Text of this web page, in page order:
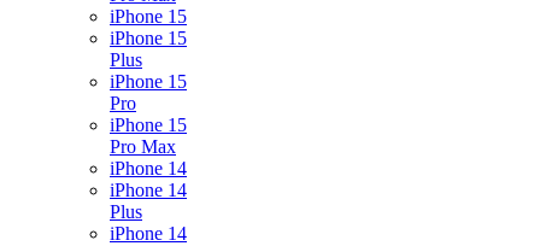
iPhone 15
iPhone 15
Plus
iPhone 15
Pro
iPhone 15
Pro Max
iPhone 14
iPhone 14
Plus
iPhone 14